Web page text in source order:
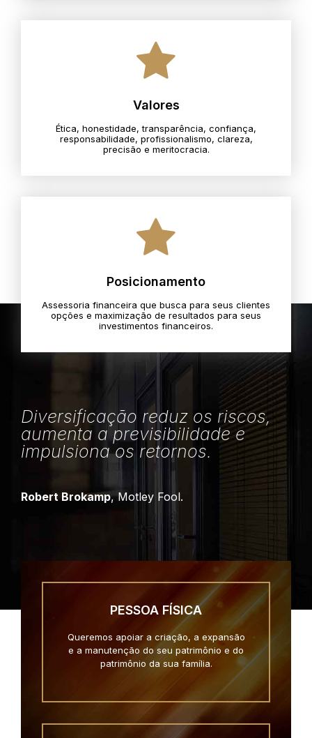
Valores
Ética, honestidade, transparência, confiança,
responsabilidade, profissionalismo, clareza,
precisão e meritocracia.​
Posicionamento
Assessoria financeira que busca para seus clientes
opções e maximização de resultados para seus
investimentos financeiros.
Diversificação reduz os riscos,
aumenta a previsibilidade e
impulsiona os retornos.
Robert Brokamp, Motley Fool.
PESSOA FÍSICA
Queremos apoiar a criação, a expansão
e a manutenção do seu patrimônio e do
patrimônio da sua família.